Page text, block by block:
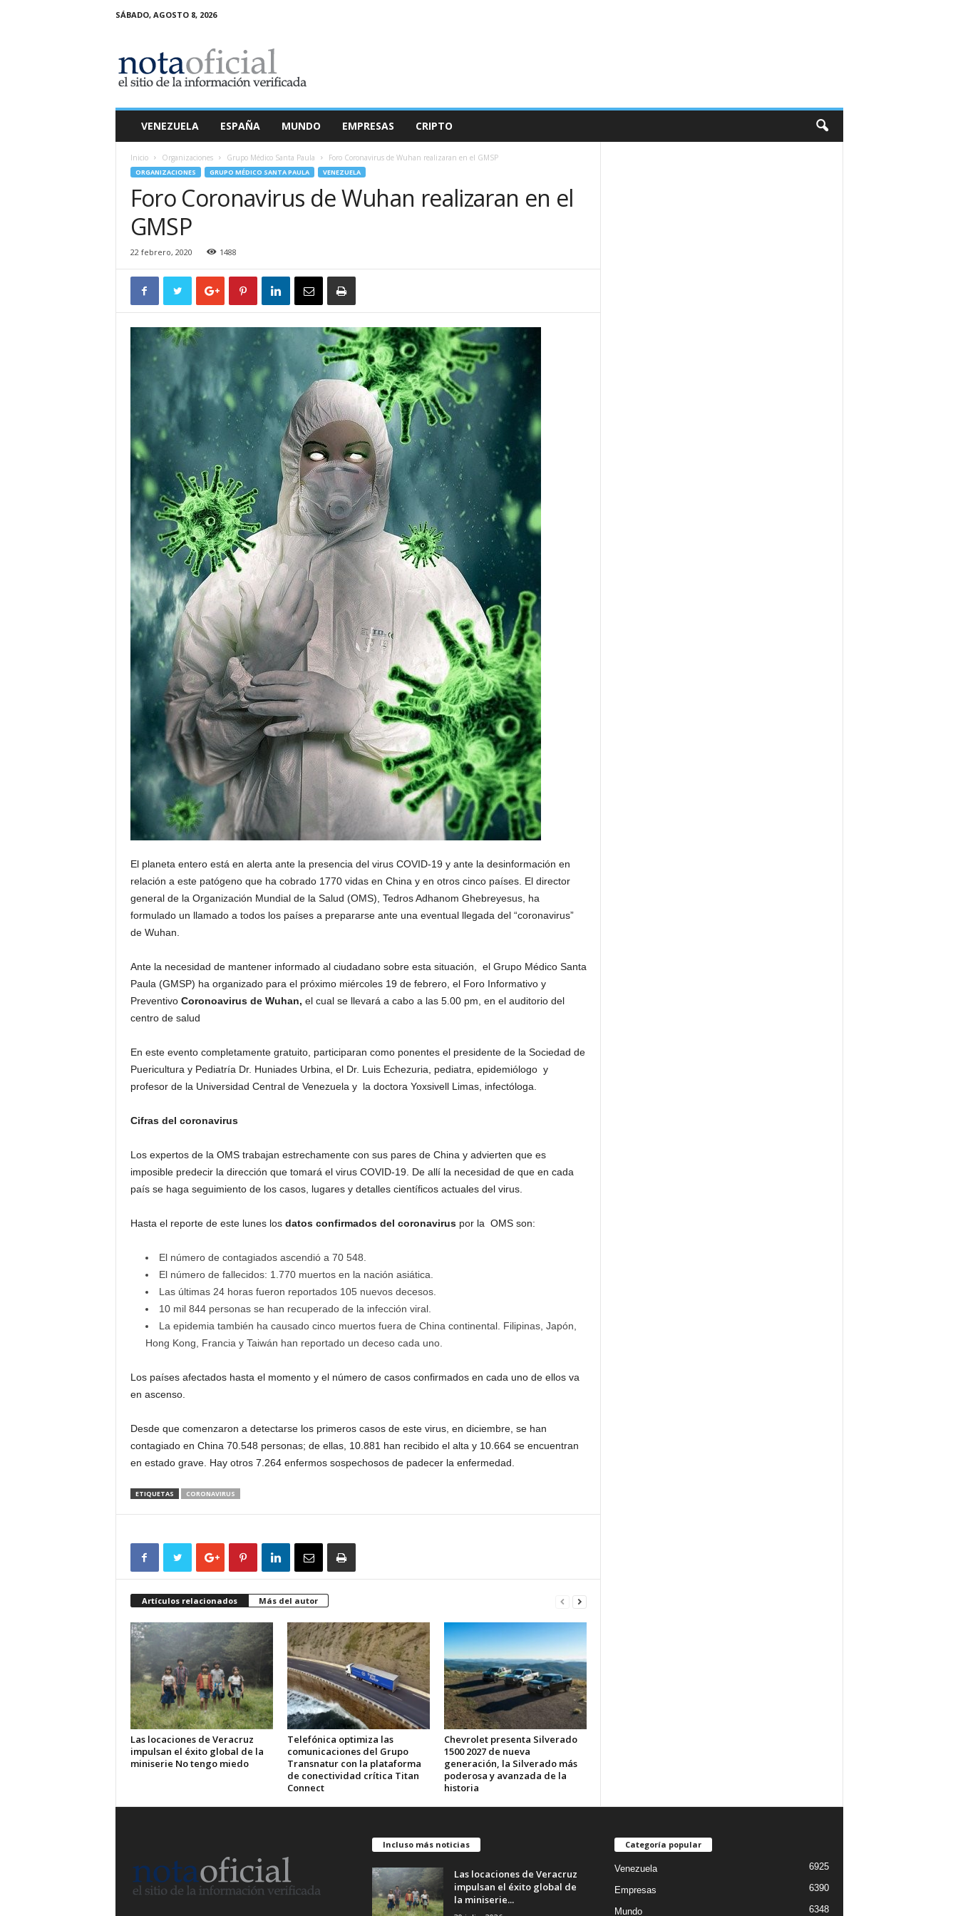
SÁBADO, AGOSTO 8, 2026
a
O
VENEZUELA ESPAÑA MUNDO EMPRESAS CRIPTO
Inicio Organizaciones Grupo Médico Santa Paula Foro Coronavirus de Wuhan realizaran en el GMSP
ORGANIZACIONES GRUPO MÉDICO SANTA PAULA VENEZUELA
Foro Coronavirus de Wuhan realizaran en el
GMSP
22 febrero, 2020 1488
El planeta entero está en alerta ante la presencia del virus COVID-19 y ante la desinformación en
relación a este patógeno que ha cobrado 1770 vidas en China y en otros cinco países. El director
general de la Organización Mundial de la Salud (OMS), Tedros Adhanom Ghebreyesus, ha
formulado un llamado a todos los países a prepararse ante una eventual llegada del “coronavirus”
de Wuhan.
Ante la necesidad de mantener informado al ciudadano sobre esta situación, el Grupo Médico Santa
Paula (GMSP) ha organizado para el próximo miércoles 19 de febrero, el Foro Informativo y
Preventivo Coronoavirus de Wuhan, el cual se llevará a cabo a las 5.00 pm, en el auditorio del
centro de salud
En este evento completamente gratuito, participaran como ponentes el presidente de la Sociedad de
Puericultura y Pediatría Dr. Huniades Urbina, el Dr. Luis Echezuria, pediatra, epidemiólogo y
profesor de la Universidad Central de Venezuela y la doctora Yoxsivell Limas, infectóloga.
Cifras del coronavirus
Los expertos de la OMS trabajan estrechamente con sus pares de China y advierten que es
imposible predecir la dirección que tomará el virus COVID-19. De allí la necesidad de que en cada
país se haga seguimiento de los casos, lugares y detalles científicos actuales del virus.
Hasta el reporte de este lunes los datos confirmados del coronaviruspor la OMS son:
El número de contagiados ascendió a 70 548.
El número de fallecidos: 1.770 muertos en la nación asiática.
Las últimas 24 horas fueron reportados 105 nuevos decesos.
10 mil 844 personas se han recuperado de la infección viral.
La epidemia también ha causado cinco muertos fuera de China continental. Filipinas, Japón,
Hong Kong, Francia y Taiwán han reportado un deceso cada uno.
Los países afectados hasta el momento y el número de casos confirmados en cada uno de ellos va
en ascenso.
Desde que comenzaron a detectarse los primeros casos de este virus, en diciembre, se han
contagiado en China 70.548 personas; de ellas, 10.881 han recibido el alta y 10.664 se encuentran
en estado grave. Hay otros 7.264 enfermos sospechosos de padecer la enfermedad.
ETIQUETAS CORONAVIRUS
Artículos relacionados Más del autor
Las locaciones de Veracruz
impulsan el éxito global de la
miniserie No tengo miedo
Telefónica optimiza las
comunicaciones del Grupo
Transnatur con la plataforma
de conectividad crítica Titan
Connect
Chevrolet presenta Silverado
1500 2027 de nueva
generación, la Silverado más
poderosa y avanzada de la
historia
Incluso más noticias
Las locaciones de Veracruz
impulsan el éxito global de
la miniserie...
Categoría popular
Venezuela 6925
Empresas 6390
Mundo 6348